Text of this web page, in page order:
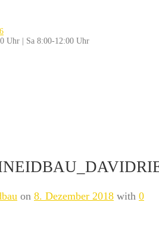
Uhr | Sa 8:00-12:00 Uhr
on 8. Dezember 2018 with 0